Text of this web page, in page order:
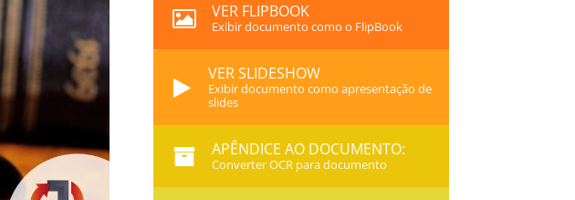
VER FLIPBOOK
Exibir documento como o FlipBook
VER SLIDESHOW
Exibir documento como apresentação de
slides
APÊNDICE AO DOCUMENTO:
Converter OCR para documento